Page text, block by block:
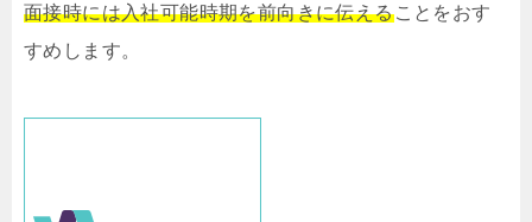
面接時には入社可能時期を前向きに伝えることをおす
すめします。